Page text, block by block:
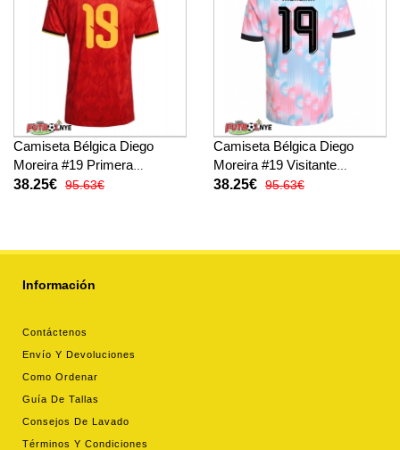
Camiseta Bélgica Diego
Moreira #19 Primera
Equipación Mundial 2026
38.25€ 95.63€
Camiseta Bélgica Diego
Moreira #19 Visitante
Equipación Mundial 2026
38.25€ 95.63€
Información
Contáctenos
Envío Y Devoluciones
Como Ordenar
Guía De Tallas
Consejos De Lavado
Términos Y Condiciones